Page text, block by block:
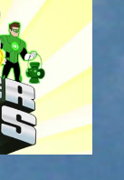
l
a
v
i